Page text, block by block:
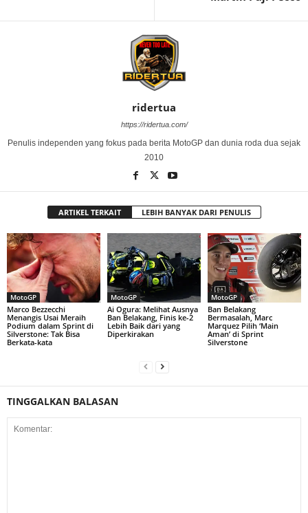
ridertua
https://ridertua.com/
Penulis independen yang fokus pada berita MotoGP dan dunia roda dua sejak
2010
ARTIKEL TERKAIT LEBIH BANYAK DARI PENULIS
MotoGP
Marco Bezzecchi
Menangis Usai Meraih
Podium dalam Sprint di
Silverstone: Tak Bisa
Berkata-kata
MotoGP
Ai Ogura: Melihat Ausnya
Ban Belakang, Finis ke-2
Lebih Baik dari yang
Diperkirakan
MotoGP
Ban Belakang
Bermasalah, Marc
Marquez Pilih ‘Main
Aman’ di Sprint
Silverstone
TINGGALKAN BALASAN